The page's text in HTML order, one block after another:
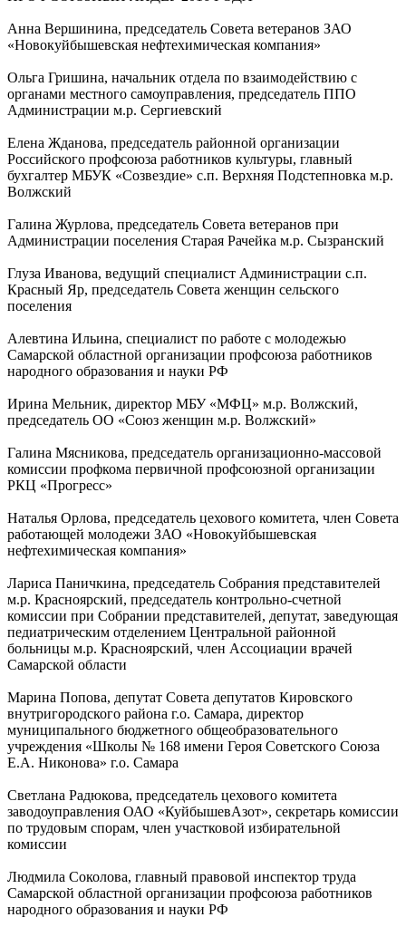
Анна Вершинина, председатель Совета ветеранов ЗАО
«Новокуйбышевская нефтехимическая компания»
Ольга Гришина, начальник отдела по взаимодействию с
органами местного самоуправления, председатель ППО
Администрации м.р. Сергиевский
Елена Жданова, председатель районной организации
Российского профсоюза работников культуры, главный
бухгалтер МБУК «Созвездие» с.п. Верхняя Подстепновка м.р.
Волжский
Галина Журлова, председатель Совета ветеранов при
Администрации поселения Старая Рачейка м.р. Сызранский
Глуза Иванова, ведущий специалист Администрации с.п.
Красный Яр, председатель Совета женщин сельского
поселения
Алевтина Ильина, специалист по работе с молодежью
Самарской областной организации профсоюза работников
народного образования и науки РФ
Ирина Мельник, директор МБУ «МФЦ» м.р. Волжский,
председатель ОО «Союз женщин м.р. Волжский»
Галина Мясникова, председатель организационно-массовой
комиссии профкома первичной профсоюзной организации
РКЦ «Прогресс»
Наталья Орлова, председатель цехового комитета, член Совета
работающей молодежи ЗАО «Новокуйбышевская
нефтехимическая компания»
Лариса Паничкина, председатель Собрания представителей
м.р. Красноярский, председатель контрольно-счетной
комиссии при Собрании представителей, депутат, заведующая
педиатрическим отделением Центральной районной
больницы м.р. Красноярский, член Ассоциации врачей
Самарской области
Марина Попова, депутат Совета депутатов Кировского
внутригородского района г.о. Самара, директор
муниципального бюджетного общеобразовательного
учреждения «Школы № 168 имени Героя Советского Союза
Е.А. Никонова» г.о. Самара
Светлана Радюкова, председатель цехового комитета
заводоуправления ОАО «КуйбышевАзот», секретарь комиссии
по трудовым спорам, член участковой избирательной
комиссии
Людмила Соколова, главный правовой инспектор труда
Самарской областной организации профсоюза работников
народного образования и науки РФ